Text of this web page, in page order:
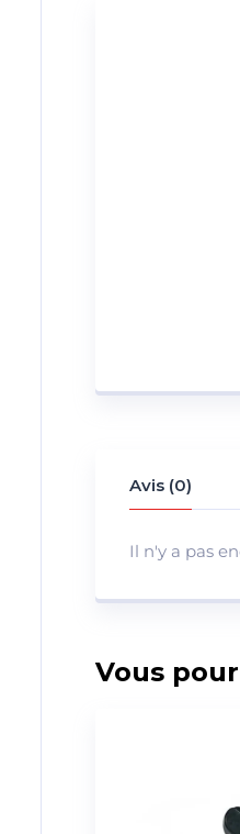
Avis (0)
Il n'y a pas
Vous